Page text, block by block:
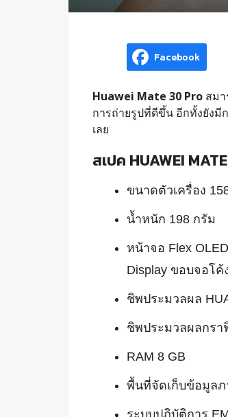
Facebook
Huawei Mate 30 Proสมา
การถ่ายรูปที่ดีขึ้น อีกทั้งยังมี
เลย
สเปค HUAWEI
ขนาดตัวเครื่อง
น้ำหนัก 198 กรัม
หน้าจอ Flex
Display ขอบจอโค้
ชิพประมวลผล
ชิพประมวลผลกรา
RAM 8 GB
พื้นที่จัดเก็บข้อมูลภ
ระบบปฏิบัติการ